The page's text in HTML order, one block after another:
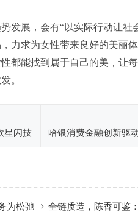
发展，会有“以实际行动让社
力求为女性带来良好的美丽
都能找到属于自己的美，让
。
星闪技
哈银消费金融创新驱
为松弛
全链质造，陈香可鉴